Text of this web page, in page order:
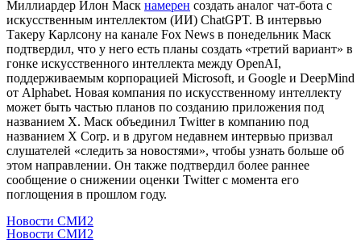
Миллиардер Илон Маск намерен создать аналог чат-бота с
искусственным интеллектом (ИИ) ChatGPT. В интервью
Такеру Карлсону на канале Fox News в понедельник Маск
подтвердил, что у него есть планы создать «третий вариант» в
гонке искусственного интеллекта между OpenAI,
поддерживаемым корпорацией Microsoft, и Google и DeepMind
от Alphabet. Новая компания по искусственному интеллекту
может быть частью планов по созданию приложения под
названием X. Маск объединил Twitter в компанию под
названием X Corp. и в другом недавнем интервью призвал
слушателей «следить за новостями», чтобы узнать больше об
этом направлении. Он также подтвердил более раннее
сообщение о снижении оценки Twitter с момента его
поглощения в прошлом году.
Новости СМИ2
Новости СМИ2